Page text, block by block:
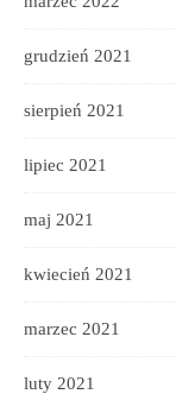
grudzień 2021
sierpień 2021
lipiec 2021
maj 2021
kwiecień 2021
marzec 2021
luty 2021